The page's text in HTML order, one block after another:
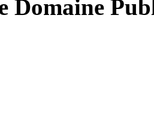
Domaine